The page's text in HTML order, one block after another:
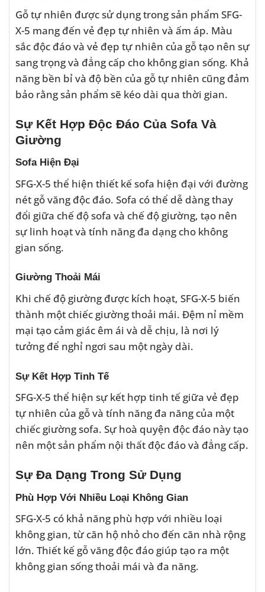
Gỗ tự nhiên được sử dụng trong sản phẩm SFG-
X-5 mang đến vẻ đẹp tự nhiên và ấm áp. Màu
sắc độc đáo và vẻ đẹp tự nhiên của gỗ tạo nên sự
sang trọng và đẳng cấp cho không gian sống. Khả
năng bền bỉ và độ bền của gỗ tự nhiên cũng đảm
bảo rằng sản phẩm sẽ kéo dài qua thời gian.
Sự Kết Hợp Độc Đáo Của Sofa Và
Giường
Sofa Hiện Đại
SFG-X-5 thể hiện thiết kế sofa hiện đại với đường
nét gỗ văng độc đáo. Sofa có thể dễ dàng thay
đổi giữa chế độ sofa và chế độ giường, tạo nên
sự linh hoạt và tính năng đa dạng cho không
gian sống.
Giường Thoải Mái
Khi chế độ giường được kích hoạt, SFG-X-5 biến
thành một chiếc giường thoải mái. Đệm nỉ mềm
mại tạo cảm giác êm ái và dễ chịu, là nơi lý
tưởng để nghỉ ngơi sau một ngày dài.
Sự Kết Hợp Tinh Tế
SFG-X-5 thể hiện sự kết hợp tinh tế giữa vẻ đẹp
tự nhiên của gỗ và tính năng đa năng của một
chiếc giường sofa. Sự hoà quyện độc đáo này tạo
nên một sản phẩm nội thất độc đáo và đẳng cấp.
Sự Đa Dạng Trong Sử Dụng
Phù Hợp Với Nhiều Loại Không Gian
SFG-X-5 có khả năng phù hợp với nhiều loại
không gian, từ căn hộ nhỏ cho đến căn nhà rộng
lớn. Thiết kế gỗ văng độc đáo giúp tạo ra một
không gian sống thoải mái và đa năng.